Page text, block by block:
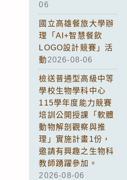
06
國立高雄餐旅大學辦
理「AI+智慧餐飲
LOGO設計競賽」活
動 2026-08-06
檢送普通型高級中等
學校生物學科中心
115學年度能力競賽
培訓公開授課「軟體
動物解剖觀察與推
理」實施計畫1份，
邀請有興趣之生物科
教師踴躍參加。
2026-08-06